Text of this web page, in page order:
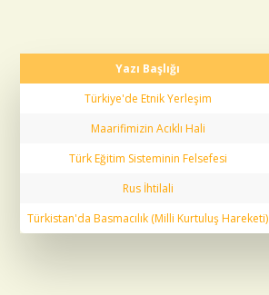
Yazı Başlığı
Türkiye'de Etnik Yerleşim
Maarifimizin Acıklı Hali
Türk Eğitim Sisteminin Felsefesi
Rus İhtilali
Türkistan'da Basmacılık (Milli Kurtuluş Hareketi)